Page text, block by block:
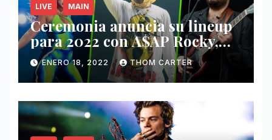
LIVE MAIN
Ceremonia anuncia su lineup
para 2022 con A$AP Rocky,
Nathy Peluso, Noah Pino Palo
y más.
ENERO 18, 2022 THOM CARTER